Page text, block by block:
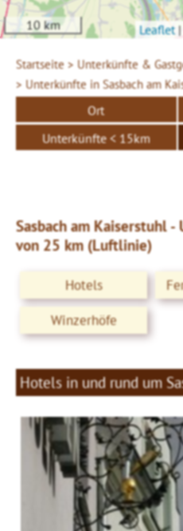
10 km Leaflet |
Startseite > Unterkünfte &
> Unterkünfte in Sasbach am
Ort
Unterkünfte < 15km
Sasbach am Kaiserstuhl
von 25 km (Luftlinie)
Hotels
Winzerhöfe
Hotels in und rund um